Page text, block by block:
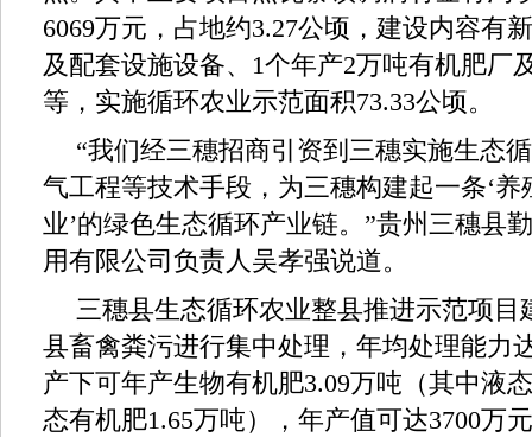
6069万元，占地约3.27公顷，建设内容有
及配套设施设备、1个年产2万吨有机肥厂
等，实施循环农业示范面积73.33公顷。
“我们经三穗招商引资到三穗实施生态
气工程等技术手段，为三穗构建起一条‘
业’的绿色生态循环产业链。”贵州三穗县
用有限公司负责人吴孝强说道。
三穗县生态循环农业整县推进示范项目
县畜禽粪污进行集中处理，年均处理能力
产下可年产生物有机肥3.09万吨（其中液
态有机肥1.65万吨），年产值可达3700万